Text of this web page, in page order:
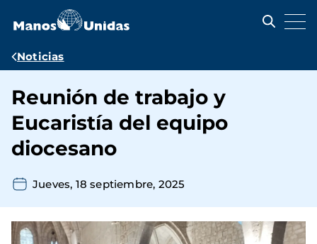
contenido
Ruta
navegación
Noticias
Reunión de trabajo y
Eucaristía del equipo
diocesano
Jueves, 18 septiembre, 2025